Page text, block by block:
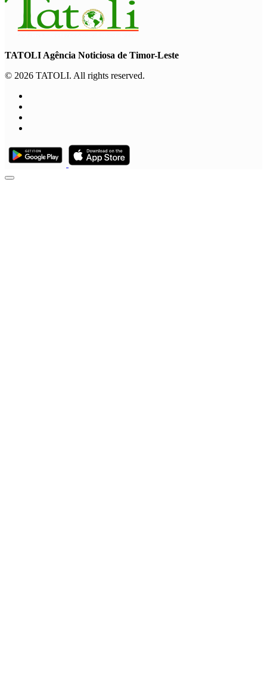
TATOLI Agência Noticiosa de Timor-Leste
© 2026 TATOLI. All rights reserved.